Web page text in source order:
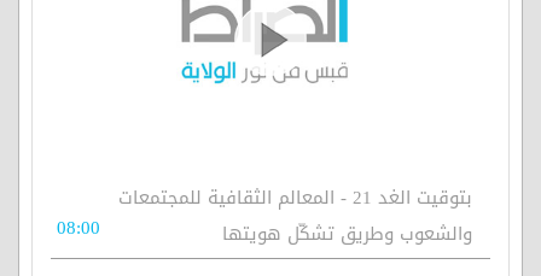
بتوقيت الغد 21 - المعالم الثقافية للمجتمعات
والشعوب وطريق تشكّل هويتها
08:00